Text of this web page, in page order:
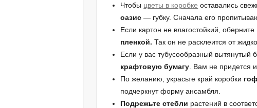
Чтобы цветы в коробке оставались
оазис— губку. Сначала его
Если картон не влагостойкий,
пленкой. Так он не расклеится от
Если у вас тубусообразный вытянутый
крафтовую бумагу . Вам не придется
По желанию, украсьте край коробки
подчеркнут форму ансамбля.
Подрежьте стебли растений в